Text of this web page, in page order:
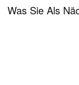
Was Sie Als